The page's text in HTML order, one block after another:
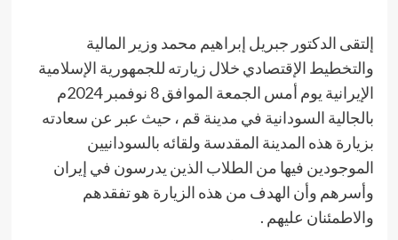
إلتقى الدكتور جبريل إبراهيم محمد وزير المالية
والتخطيط الإقتصادي خلال زيارته للجمهورية الإسلامية
الإيرانية يوم أمس الجمعة الموافق 8 نوفمبر 2024م
بالجالية السودانية في مدينة قم ، حيث عبر عن سعادته
بزيارة هذه المدينة المقدسة ولقائه بالسودانيين
الموجودين فيها من الطلاب الذين يدرسون في إيران
وأسرهم وأن الهدف من هذه الزيارة هو تفقدهم
والاطمئنان عليهم .